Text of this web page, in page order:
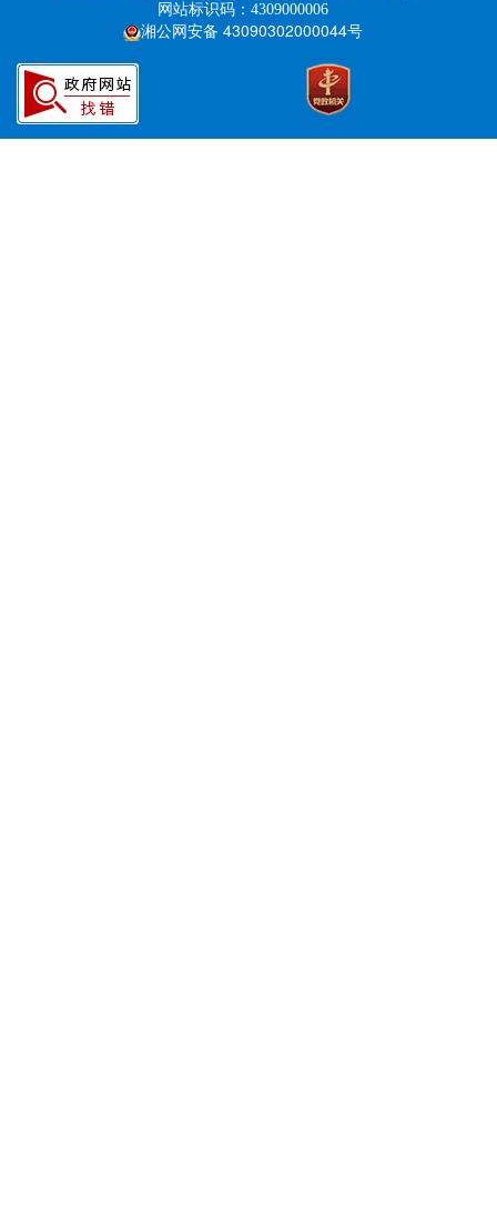
网站标识码：4309000006
湘公网安备 43090302000044号